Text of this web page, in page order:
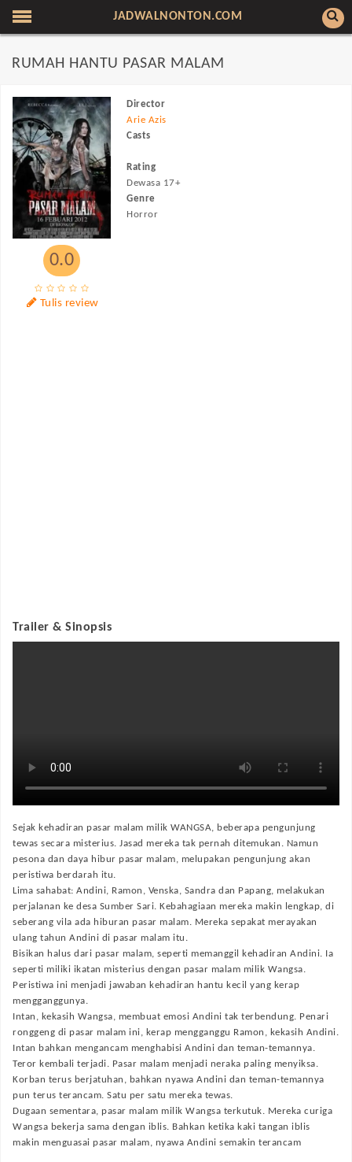
JADWALNONTON.COM
RUMAH HANTU PASAR MALAM
0.0
Tulis review
Director
Arie Azis
Casts
Rating
Dewasa 17+
Genre
Horror
Trailer & Sinopsis
Sejak kehadiran pasar malam milik WANGSA, beberapa pengunjung
tewas secara misterius. Jasad mereka tak pernah ditemukan. Namun
pesona dan daya hibur pasar malam, melupakan pengunjung akan
peristiwa berdarah itu.
Lima sahabat: Andini, Ramon, Venska, Sandra dan Papang, melakukan
perjalanan ke desa Sumber Sari. Kebahagiaan mereka makin lengkap, di
seberang vila ada hiburan pasar malam. Mereka sepakat merayakan
ulang tahun Andini di pasar malam itu.
Bisikan halus dari pasar malam, seperti memanggil kehadiran Andini. Ia
seperti miliki ikatan misterius dengan pasar malam milik Wangsa.
Peristiwa ini menjadi jawaban kehadiran hantu kecil yang kerap
mengganggunya.
Intan, kekasih Wangsa, membuat emosi Andini tak terbendung. Penari
ronggeng di pasar malam ini, kerap mengganggu Ramon, kekasih Andini.
Intan bahkan mengancam menghabisi Andini dan teman-temannya.
Teror kembali terjadi. Pasar malam menjadi neraka paling menyiksa.
Korban terus berjatuhan, bahkan nyawa Andini dan teman-temannya
pun terus terancam. Satu per satu mereka tewas.
Dugaan sementara, pasar malam milik Wangsa terkutuk. Mereka curiga
Wangsa bekerja sama dengan iblis. Bahkan ketika kaki tangan iblis
makin menguasai pasar malam, nyawa Andini semakin terancam